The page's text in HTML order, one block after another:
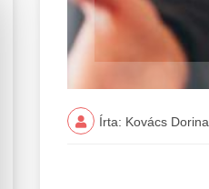
Írta: Kovács Dorina